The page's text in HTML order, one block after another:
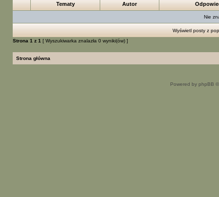
Tematy Autor
Nie
Wyświetl posty z
Strona 1 z 1 [ Wyszukiwarka znalazła 0 wyniki(ów) ]
Strona główna
Powered by phpBB